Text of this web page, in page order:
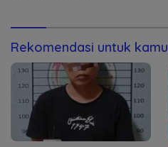
Rekomendasi untuk kamu